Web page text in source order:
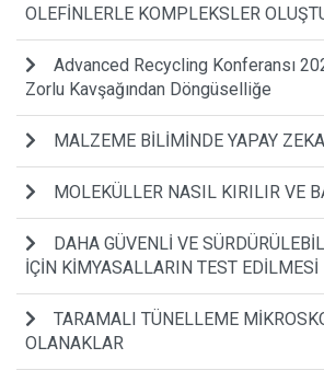
OLEFİNLERLE KOMPLEKSLER
Advanced Recycling Konferansı
Zorlu Kavşağından Döngüselliğe
MALZEME BİLİMİNDE YAPAY
MOLEKÜLLER NASIL KIRILIR VE
DAHA GÜVENLİ VE
İÇİN KİMYASALLARIN TEST EDİLMESİ
TARAMALI TÜNELLEME
OLANAKLAR